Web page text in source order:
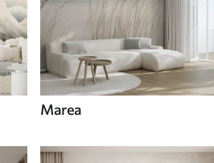
Marea